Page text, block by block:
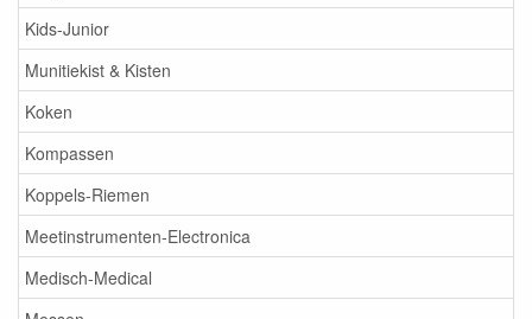
Kids-Junior
Munitiekist & Kisten
Koken
Kompassen
Koppels-Riemen
Meetinstrumenten-Electronica
Medisch-Medical